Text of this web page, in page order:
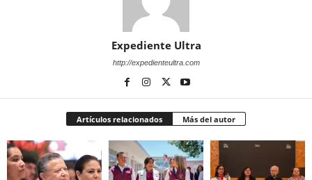
Expediente Ultra
http://expedienteultra.com
Artículos relacionados Más del autor